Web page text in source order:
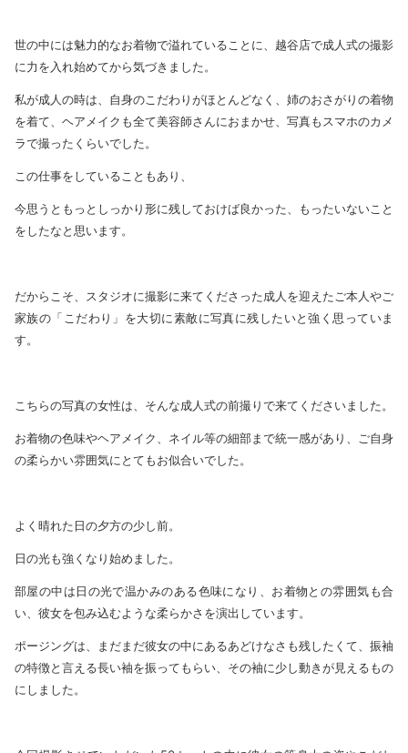
世の中には魅力的なお着物で溢れていることに、越谷店で成人式の撮影
に力を入れ始めてから気づきました。
私が成人の時は、自身のこだわりがほとんどなく、姉のおさがりの着物
を着て、ヘアメイクも全て美容師さんにおまかせ、写真もスマホのカメ
ラで撮ったくらいでした。
この仕事をしていることもあり、
今思うともっとしっかり形に残しておけば良かった、もったいないこと
をしたなと思います。
だからこそ、スタジオに撮影に来てくださった成人を迎えたご本人やご
家族の「こだわり」を大切に素敵に写真に残したいと強く思っていま
す。
こちらの写真の女性は、そんな成人式の前撮りで来てくださいました。
お着物の色味やヘアメイク、ネイル等の細部まで統一感があり、ご自身
の柔らかい雰囲気にとてもお似合いでした。
よく晴れた日の夕方の少し前。
日の光も強くなり始めました。
部屋の中は日の光で温かみのある色味になり、お着物との雰囲気も合
い、彼女を包み込むような柔らかさを演出しています。
ポージングは、まだまだ彼女の中にあるあどけなさも残したくて、振袖
の特徴と言える長い袖を振ってもらい、その袖に少し動きが見えるもの
にしました。